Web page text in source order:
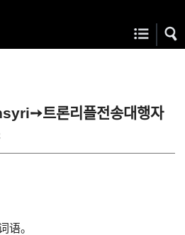
트론리플전송대행자
语。